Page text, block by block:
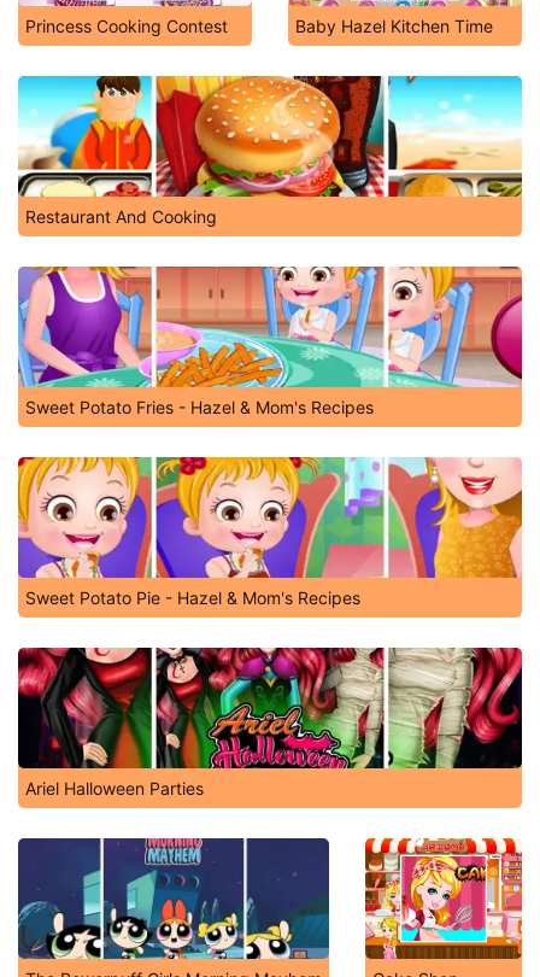
Princess Cooking Contest Baby Hazel Kitchen Time
Restaurant And Cooking
Sweet Potato Fries - Hazel & Mom's Recipes
Sweet Potato Pie - Hazel & Mom's Recipes
Ariel Halloween Parties